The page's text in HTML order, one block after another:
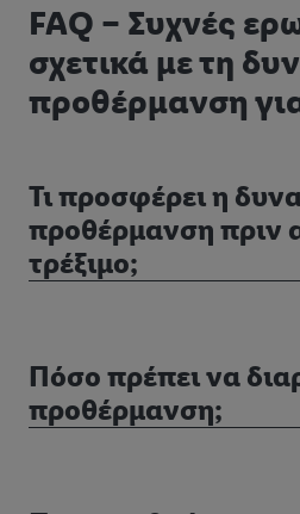
FAQ – Συχνές
σχετικά με τη
προθέρμανση
Τι προσφέρει η
προθέρμανση πριν
τρέξιμο;
Πόσο πρέπει να
προθέρμανση;